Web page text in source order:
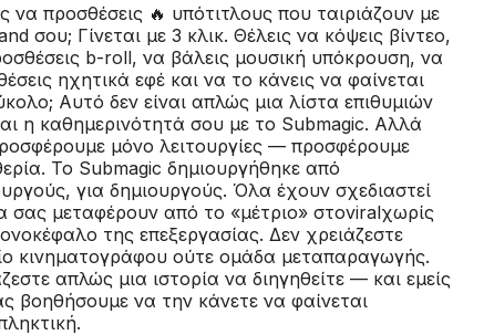
να προσθέσεις 🔥 υπότιτλους που ταιριάζουν με
σου; Γίνεται με 3 κλικ. Θέλεις να κόψεις βίντεο,
b-roll, να βάλεις μουσική υπόκρουση, να
ηχητικά εφέ και να το κάνεις να φαίνεται
Αυτό δεν είναι απλώς μια λίστα επιθυμιών
η καθημερινότητά σου με το Submagic. Αλλά
μόνο λειτουργίες — προσφέρουμε
Το Submagic δημιουργήθηκε από
για δημιουργούς. Όλα έχουν σχεδιαστεί
σας μεταφέρουν από το «μέτριο» στοviralχωρίς
της επεξεργασίας. Δεν χρειάζεστε
κινηματογράφου ούτε ομάδα μεταπαραγωγής.
απλώς μια ιστορία να διηγηθείτε — και εμείς
βοηθήσουμε να την κάνετε να φαίνεται